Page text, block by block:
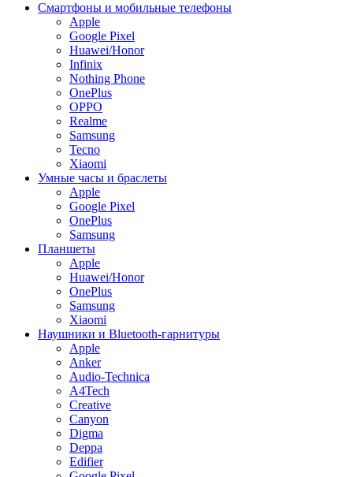
Смартфоны и мобильные телефоны
Apple
Google Pixel
Huawei/Honor
Infinix
Nothing Phone
OnePlus
OPPO
Realme
Samsung
Tecno
Xiaomi
Умные часы и браслеты
Apple
Google Pixel
OnePlus
Samsung
Планшеты
Apple
Huawei/Honor
OnePlus
Samsung
Xiaomi
Наушники и Bluetooth-гарнитуры
Apple
Anker
Audio-Technica
A4Tech
Creative
Canyon
Digma
Deppa
Edifier